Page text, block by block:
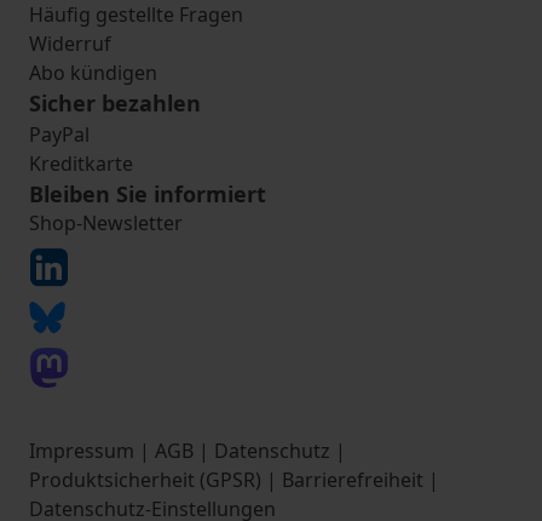
Häufig gestellte Fragen
Widerruf
Abo kündigen
Sicher bezahlen
PayPal
Kreditkarte
Bleiben Sie informiert
Shop-Newsletter
Impressum | AGB | Datenschutz |
Produktsicherheit (GPSR) | Barrierefreiheit |
Datenschutz-Einstellungen